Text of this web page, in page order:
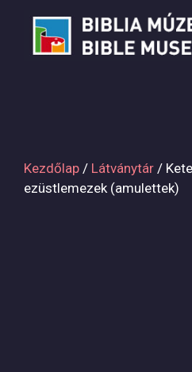
tartalomba
Kezdőlap / Látványtár /
ezüstlemezek (amulettek)